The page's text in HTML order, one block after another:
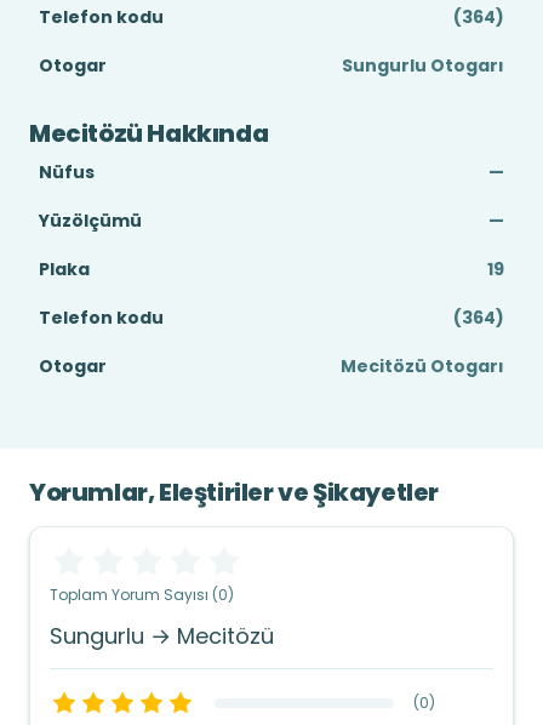
Telefon kodu
(364)
Otogar
Sungurlu Otogarı
Mecitözü Hakkında
Nüfus
—
Yüzölçümü
—
Plaka
19
Telefon kodu
(364)
Otogar
Mecitözü Otogarı
Yorumlar, Eleştiriler ve Şikayetler
Toplam Yorum Sayısı (0)
Sungurlu → Mecitözü
(0)